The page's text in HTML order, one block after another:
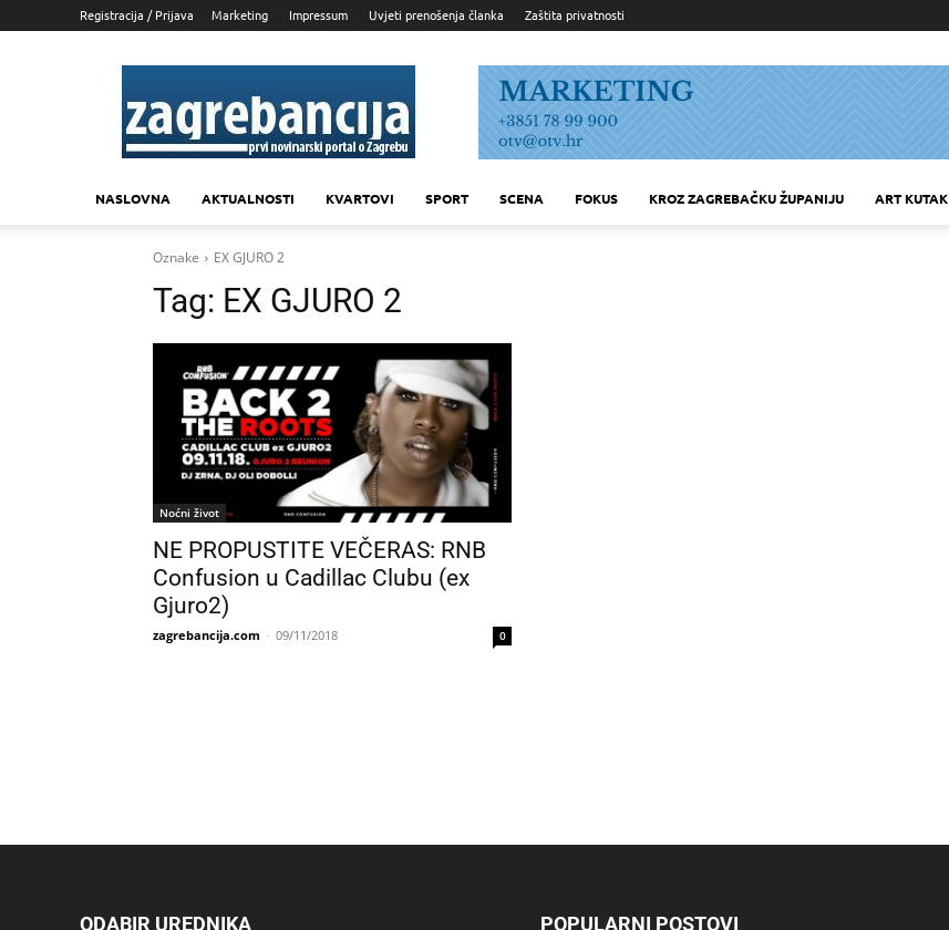
Registracija / Prijava Marketing Impressum Uvjeti prenošenja članka Zaštita privatnosti
Zagrebancija
NASLOVNA AKTUALNOSTI KVARTOVI SPORT SCENA FOKUS KROZ ZAGREBAČKU ŽUPANIJU ART KUTAK
Oznake EX GJURO 2
Tag: EX GJURO 2
Noćni život
NE PROPUSTITE VEČERAS: RNB
Confusion u Cadillac Clubu (ex
Gjuro2)
zagrebancija.com - 09/11/2018 0
ODABIR UREDNIKA POPULARNI POSTOVI